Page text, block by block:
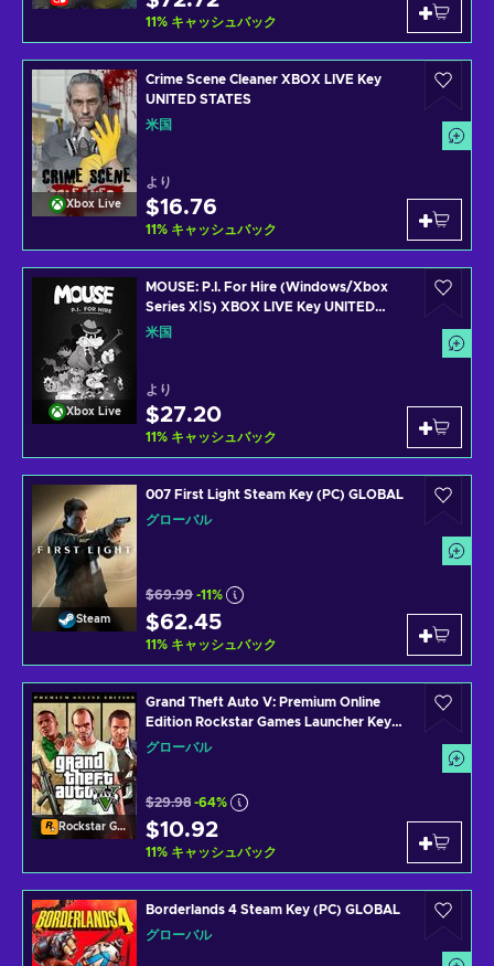
11% キャッシュバック
Xbox Live
Crime Scene Cleaner XBOX LIVE Key
UNITED STATES
米国
より
$16.76
11% キャッシュバック
Xbox Live
MOUSE: P.I. For Hire (Windows/Xbox
Series X|S) XBOX LIVE Key UNITED
STATES
米国
より
$27.20
11% キャッシュバック
Steam
007 First Light Steam Key (PC) GLOBAL
グローバル
$69.99 -11%
$62.45
11% キャッシュバック
Rockstar Games Launcher
Grand Theft Auto V: Premium Online
Edition Rockstar Games Launcher Key
GLOBAL
グローバル
$29.98 -64%
$10.92
11% キャッシュバック
Borderlands 4 Steam Key (PC) GLOBAL
グローバル